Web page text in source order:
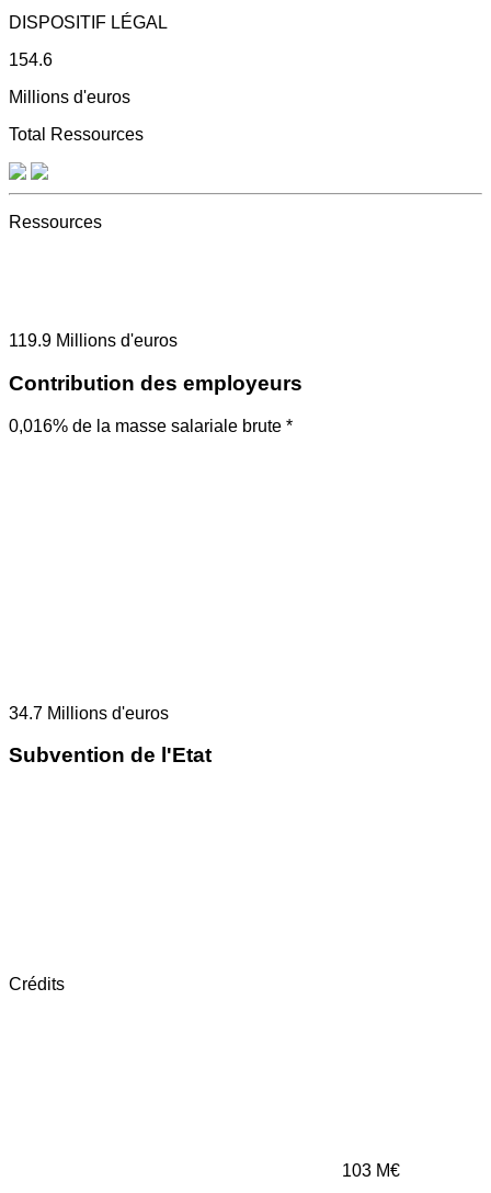
DISPOSITIF LÉGAL
154.6
Millions d'euros
Total Ressources
Ressources
119.9 Millions d'euros
Contribution des employeurs
0,016% de la masse salariale brute *
34.7 Millions d'euros
Subvention de l'Etat
Crédits
103 M€